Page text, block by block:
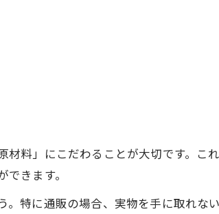
料」にこだわることが大切です。こ
きます。
特に通販の場合、実物を手に取れな